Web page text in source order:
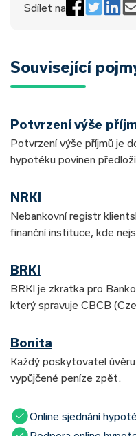
Sdílet na
Související
Potvrzení výše
Potvrzení výše příjmů je
hypotéku povinen
NRKI
Nebankovní registr
finanční instituce, kde
BRKI
BRKI je zkratka pro
který spravuje CBCB
Bonita
Každý poskytovatel
vypůjčené peníze zpět.
Online sjednání